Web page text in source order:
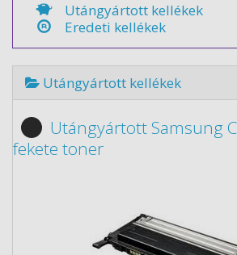
Utángyártott kellékek
Eredeti kellékek
Utángyártott kellékek
Utángyártott Samsung
fekete toner